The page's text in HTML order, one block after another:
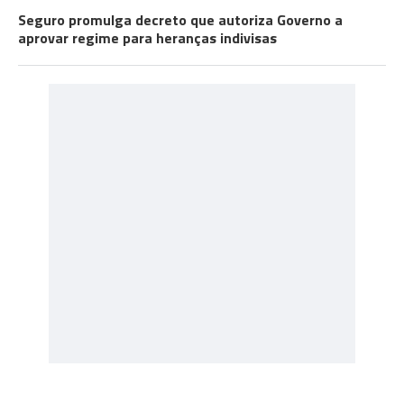
Seguro promulga decreto que autoriza Governo a
aprovar regime para heranças indivisas